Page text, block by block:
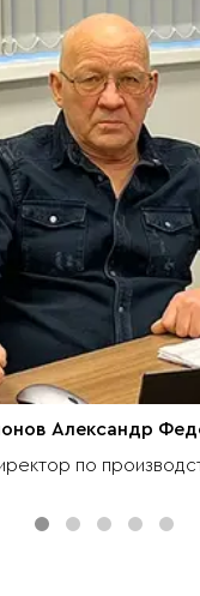
Александр
по